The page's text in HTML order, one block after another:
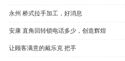
永州 桥式拉手加工，好消息
安康 直角回转锁电话多少，创造辉煌
让顾客满意的戴乐克 把手